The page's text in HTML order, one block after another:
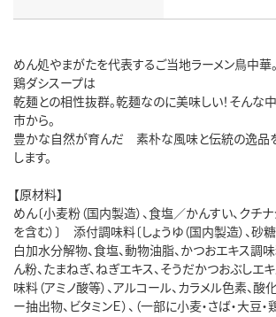
めん処やまがたを代表するご当地ラーメン鳥中華
鶏ダシスープは
乾麺との相性抜群。乾麺なのに美味しい！そんな
市から。
豊かな自然が育んだ 素朴な風味と伝統の逸
します。
【原材料】
めん〔小麦粉（国内製造）、食塩／かんすい、クチ
を含む）〕 添付調味料〔しょうゆ（国内製造）、砂
白加水分解物、食塩、動物油脂、かつおエキス調味
ん粉、たまねぎ、ねぎエキス、そうだかつおぶしエ
味料（アミノ酸等）、アルコール、カラメル色素、酸
ー抽出物、ビタミンＥ）、（一部に小麦・さば・大豆・